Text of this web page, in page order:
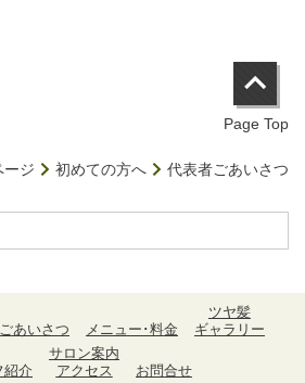
Page Top
ージ 初めての方へ 代表者ごあいさつ
ごあいさつ メニュー･料金
ツヤ髪
ギャラリー
紹介
サロン案内
アクセス
お問合せ